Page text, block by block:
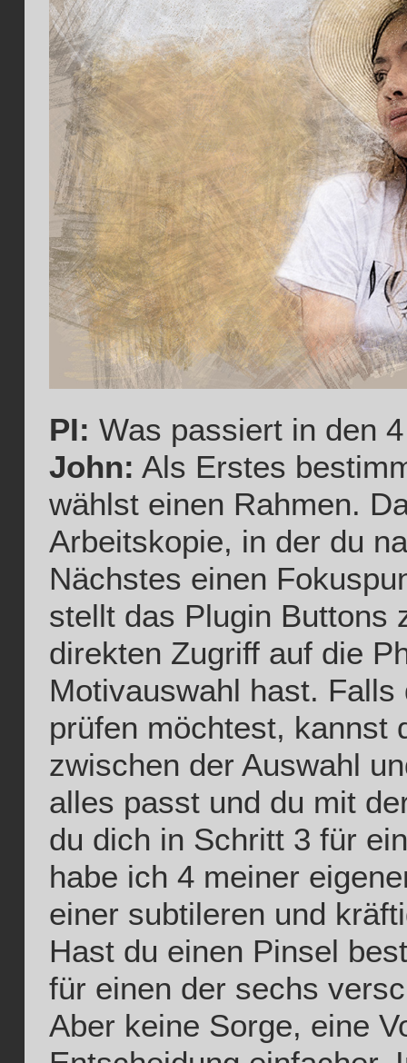
PI: Was passiert in den
John: Als Erstes
wählst einen Rahmen.
Arbeitskopie, in der du
Nächstes einen
stellt das Plugin Buttons
direkten Zugriff auf die
Motivauswahl hast.
prüfen möchtest, kannst
zwischen der Auswahl
alles passt und du mit
du dich in Schritt 3 für
habe ich 4 meiner
einer subtileren und
Hast du einen Pinsel
für einen der sechs
Aber keine Sorge, eine